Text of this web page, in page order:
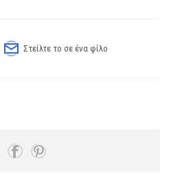
Στείλτε το σε ένα φίλο